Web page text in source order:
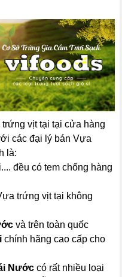
vịt tại tại cửa hàng
các đại lý bán Vựa
là:
đều có tem chống hàng
trứng vịt tại không
và trên toàn quốc
chính hãng cao cấp cho
Nước có rất nhiều loại